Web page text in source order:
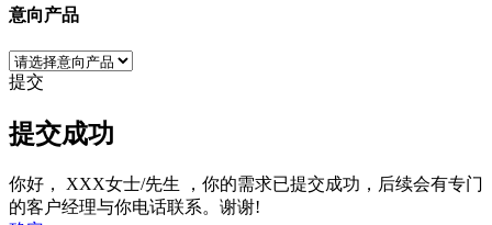
意向产品
提交
提交成功
你好， XXX女士/先生
，你的需求已提交成功，后续会有专门
的客户经理与你电话联系。谢谢!